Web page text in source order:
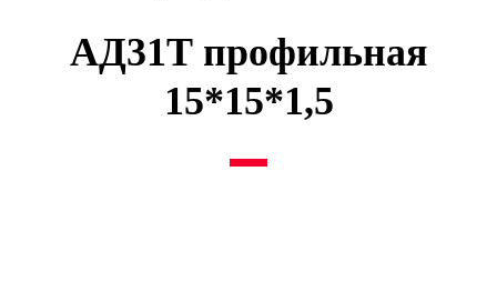
АД31Т профильная
15*15*1,5